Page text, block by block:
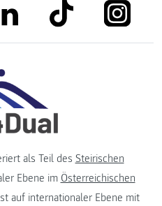
link to linkedinlink to tiktok link to
als Teil des Steirischen
Ebene im Österreichischen
auf internationaler Ebene mit